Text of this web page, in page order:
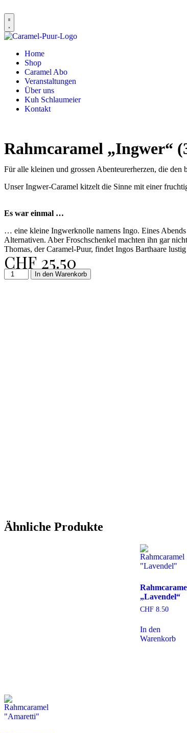
Home
Shop
Caramel Abo
Veranstaltungen
Über uns
Kuh Schlaumeier
Kontakt
Rahmcaramel „Ingwer“
Für alle kleinen und grossen Abenteurerherzen, die den
Unser Ingwer-Caramel kitzelt die Sinne mit einer
Es war einmal …
… eine kleine Ingwerknolle namens Ingo. Eines
Alternativen. Aber Froschschenkel machten ihn gar
Thomas, der Caramel-Puur, findet Ingos Barthaare
CHF 25.50
In den Warenkorb
Ähnliche Produkte
„Lavendel“
CHF8.50
In den
Warenkorb